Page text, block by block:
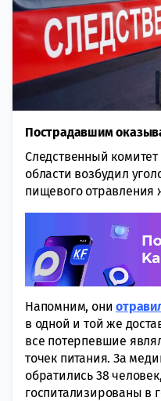
Пострадавшим
Следственный
области возбудил
пищевого отравления
Напомним, они
в одной и той же
все потерпевшие
точек питания. За
обратились 38
госпитализированы в